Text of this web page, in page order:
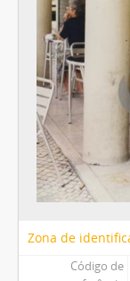
Zona de
Código de